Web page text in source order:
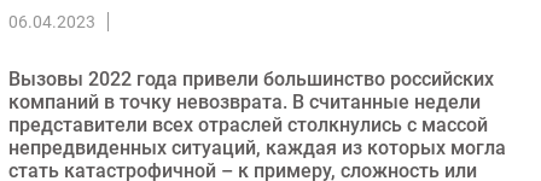
Интеграция
Маркетинг
Торговые сети
Оборудование
06.04.2023
Вызовы 2022 года привели большинство российских
компаний в точку невозврата. В считанные недели
представители всех отраслей столкнулись с массой
непредвиденных ситуаций, каждая из которых могла
стать катастрофичной – к примеру, сложность или